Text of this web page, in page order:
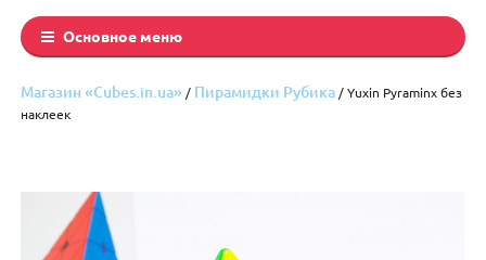
Основное меню
Магазин «Cubes.in.ua» / Пирамидки Рубика / Yuxin Pyraminx без
наклеек